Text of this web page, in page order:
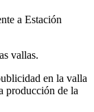
a Estación
vallas.
en la valla
producción de la